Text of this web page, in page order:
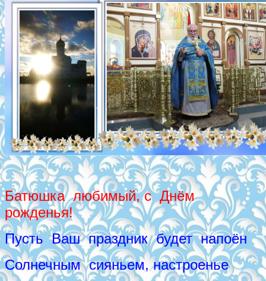
Батюшка любимый, с Днём
рожденья!
Пусть Ваш праздник будет напоён
Солнечным сияньем, настроенье